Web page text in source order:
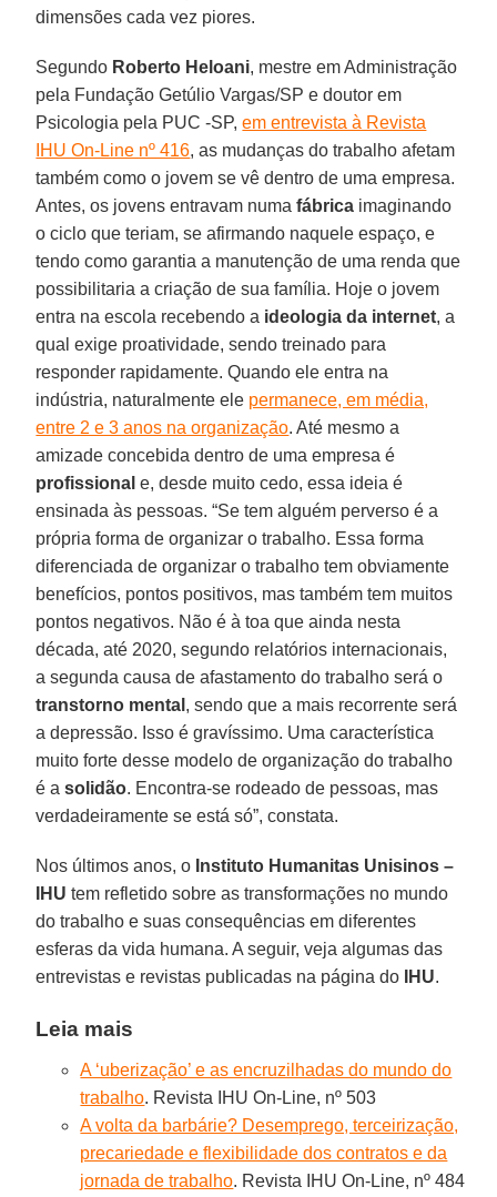
dimensões cada vez piores.
Segundo Roberto Heloani, mestre em Administração
pela Fundação Getúlio Vargas/SP e doutor em
Psicologia pela PUC -SP,em entrevista à Revista
IHU On-Line nº 416, as mudanças do trabalho afetam
também como o jovem se vê dentro de uma empresa.
Antes, os jovens entravam numafábrica imaginando
o ciclo que teriam, se afirmando naquele espaço, e
tendo como garantia a manutenção de uma renda que
possibilitaria a criação de sua família. Hoje o jovem
entra na escola recebendo a ideologia da internet, a
qual exige proatividade, sendo treinado para
responder rapidamente. Quando ele entra na
indústria, naturalmente ele permanece, em média,
entre 2 e 3 anos na organização. Até mesmo a
amizade concebida dentro de uma empresa é
profissional e, desde muito cedo, essa ideia é
ensinada às pessoas. “Se tem alguém perverso é a
própria forma de organizar o trabalho. Essa forma
diferenciada de organizar o trabalho tem obviamente
benefícios, pontos positivos, mas também tem muitos
pontos negativos. Não é à toa que ainda nesta
década, até 2020, segundo relatórios internacionais,
a segunda causa de afastamento do trabalho será o
transtorno mental , sendo que a mais recorrente será
a depressão. Isso é gravíssimo. Uma característica
muito forte desse modelo de organização do trabalho
é asolidão. Encontra-se rodeado de pessoas, mas
verdadeiramente se está só”, constata.
Nos últimos anos, o Instituto Humanitas Unisinos –
IHU tem refletido sobre as transformações no mundo
do trabalho e suas consequências em diferentes
esferas da vida humana. A seguir, veja algumas das
entrevistas e revistas publicadas na página do
IHU.
Leia mais
A ‘uberização’ e as encruzilhadas do mundo do
trabalho. Revista IHU On-Line, nº 503
A volta da barbárie? Desemprego, terceirização,
precariedade e flexibilidade dos contratos e da
jornada de trabalho. Revista IHU On-Line, nº 484